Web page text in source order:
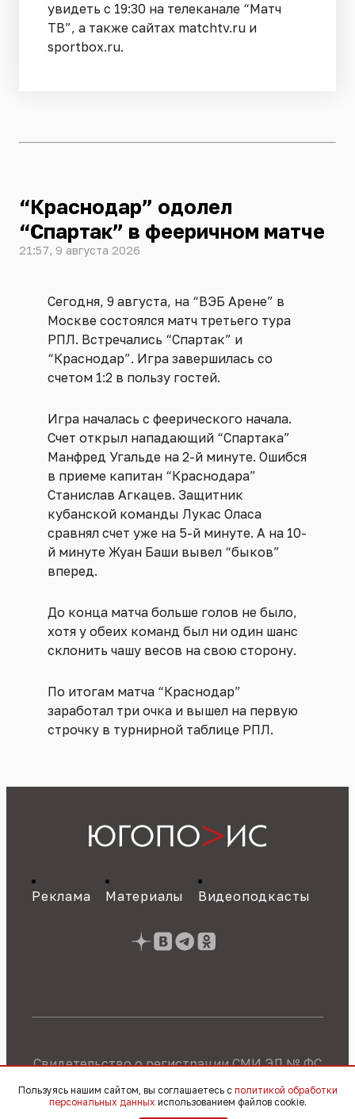
увидеть с 19:30 на телеканале “Матч
ТВ”, а также сайтах matchtv.ru и
sportbox.ru.
“Краснодар” одолел
“Спартак” в фееричном матче
21:57, 9 августа 2026
Сегодня, 9 августа, на “ВЭБ Арене” в
Москве состоялся матч третьего тура
РПЛ. Встречались “Спартак” и
“Краснодар”. Игра завершилась со
счетом 1:2 в пользу гостей.
Игра началась с феерического начала.
Счет открыл нападающий “Спартака”
Манфред Угальде на 2-й минуте. Ошибся
в приеме капитан “Краснодара”
Станислав Агкацев. Защитник
кубанской команды Лукас Оласа
сравнял счет уже на 5-й минуте. А на 10-
й минуте Жуан Баши вывел “быков”
вперед.
До конца матча больше голов не было,
хотя у обеих команд был ни один шанс
склонить чашу весов на свою сторону.
По итогам матча “Краснодар”
заработал три очка и вышел на первую
строчку в турнирной таблице РПЛ.
Реклама Материалы Видеоподкасты
Свидетельство о регистрации СМИ ЭЛ № ФС
обработке персональных данных
© 2010 – 2026, OOO «Югополис» / 16+
Пользуясь нашим сайтом, вы соглашаетесь с политикой обработки
персональных данных использованием файлов cookie.